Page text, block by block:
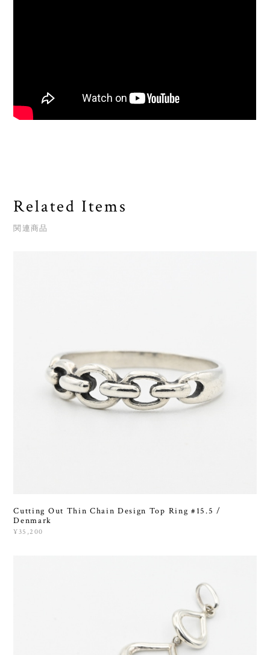
Related Items
関連商品
Cutting Out Thin Chain Design Top Ring #15.5 /
Denmark
¥35,200